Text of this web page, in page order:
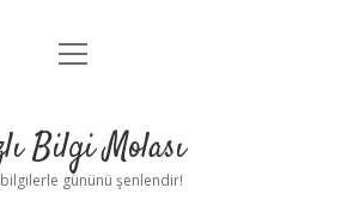
Anasayfa
Yasal Uyarı
menüyü
Bilgi Molası
bilgilerle gününü şenlendir!